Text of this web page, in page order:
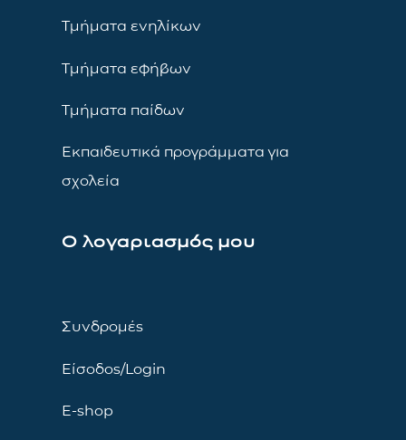
Τμήματα ενηλίκων
Τμήματα εφήβων
Τμήματα παίδων
Εκπαιδευτικά προγράμματα για
σχολεία
Ο λογαριασμός μου
Συνδρομές
Είσοδος/Login
E-shop